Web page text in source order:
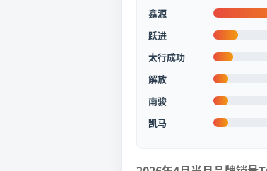
鑫源
跃进
太行成功
解放
南骏
凯马